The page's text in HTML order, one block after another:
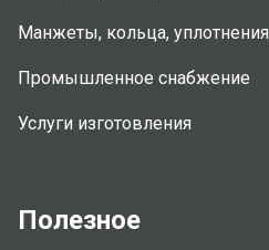
Манжеты, кольца, уплотнения
Промышленное снабжение
Услуги изготовления
Полезное